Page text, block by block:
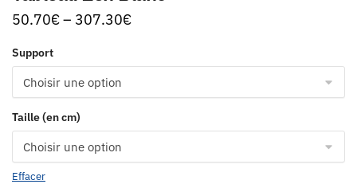
50.70€– 307.30€
Support
Taille (en cm)
Effacer